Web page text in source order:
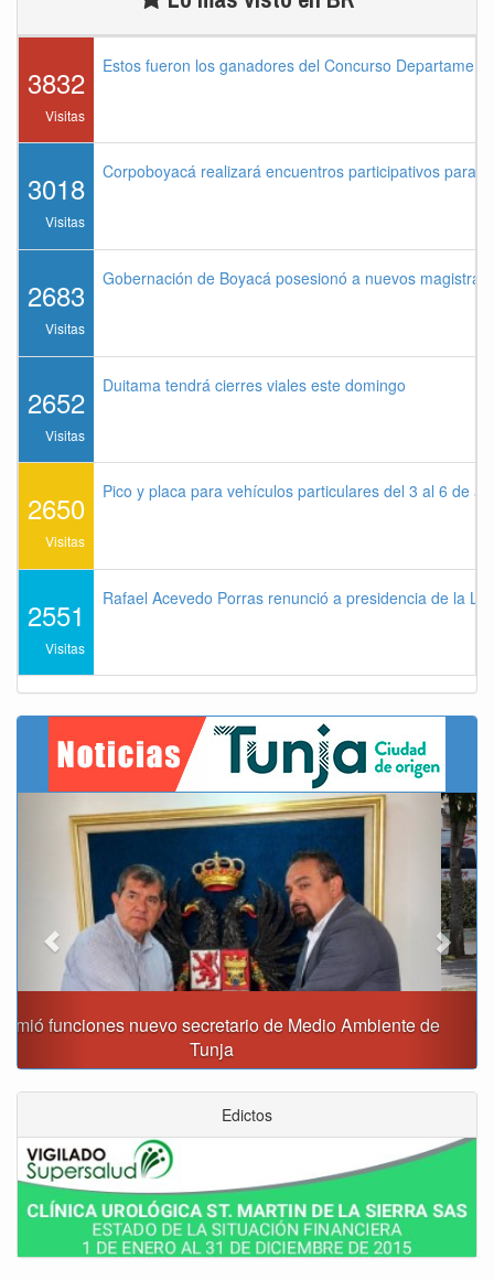
3832
Visitas
Estos fueron los ganadores del Concurso
3018
Visitas
Corpoboyacá realizará encuentros participativos para
2683
Visitas
Gobernación de Boyacá posesionó a nuevos
2652
Visitas
Duitama tendrá cierres viales este domingo
2650
Visitas
Pico y placa para vehículos particulares del 3 al 6 de
2551
Visitas
Rafael Acevedo Porras renunció a presidencia de la
Este domingo no habrá ciclovía en el sur de Tunja
Previous Next
Edictos